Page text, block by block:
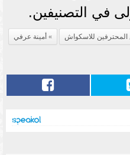
في التصنيفين.
المحترفين للاسكواش أمينة عرفي